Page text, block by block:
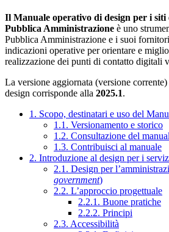
Il Manuale operativo di design per i siti
Pubblica Amministrazione è uno
Pubblica Amministrazione e i suoi
indicazioni operative per orientare e
realizzazione dei punti di contatto digitali
La versione aggiornata (versione
design corrisponde alla 2025.1.
1. Scopo, destinatari e uso del
1.1. Versionamento e storico
1.2. Consultazione del
1.3. Contribuisci al manuale
2. Introduzione al design per i
2.1. Design per
government)
2.2. L’approccio progettuale
2.2.1. Buone pratiche
2.2.2. Principi
2.3. Accessibilità